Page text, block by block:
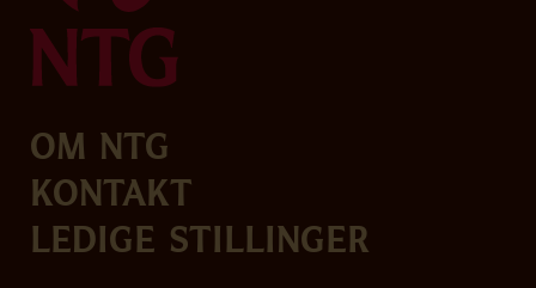
Om NTG
Kontakt
Ledige stillinger